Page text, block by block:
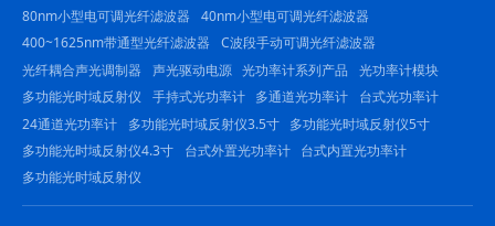
80nm小型电可调光纤滤波器
40nm小型电可调光纤滤波器
400~1625nm带通型光纤滤波器
C波段手动可调光纤滤波器
光纤耦合声光调制器
声光驱动电源 光功率计系列产品
光功率计模块
多功能光时域反射仪
手持式光功率计 多通道光功率计
台式光功率计
24通道光功率计
多功能光时域反射仪3.5寸
多功能光时域反射仪5寸
多功能光时域反射仪4.3寸
台式外置光功率计
台式内置光功率计
多功能光时域反射仪